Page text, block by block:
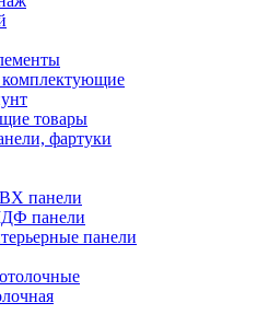
товары
фартуки
панели
панели
панели